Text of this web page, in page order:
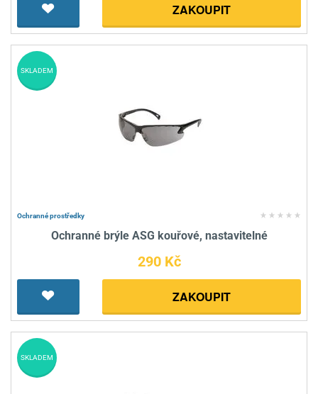
ZAKOUPIT
Ochranné prostředky
Ochranné brýle ASG kouřové, nastavitelné
290 Kč
ZAKOUPIT
SKLADEM
SKLADEM